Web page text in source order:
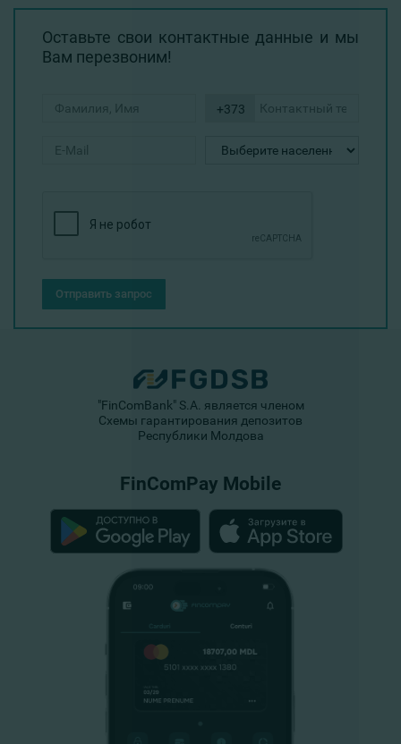
Оставьте свои контактные данные и мы
Вам перезвоним!
+373
Отправить запрос
"FinComBank" S.A. является членом
Схемы гарантирования депозитов
Республики Молдова
FinComPay Mobile